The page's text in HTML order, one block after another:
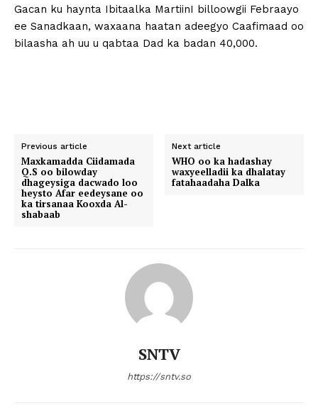
Gacan ku haynta Ibitaalka MartiinI billoowgii Febraayo
ee Sanadkaan, waxaana haatan adeegyo Caafimaad oo
bilaasha ah uu u qabtaa Dad ka badan 40,000.
Previous article
Maxkamadda Ciidamada
Q.S oo bilowday
dhageysiga dacwado loo
heysto Afar eedeysane oo
ka tirsanaa Kooxda Al-
shabaab
Next article
WHO oo ka hadashay
waxyeelladii ka dhalatay
fatahaadaha Dalka
SNTV
https://sntv.so